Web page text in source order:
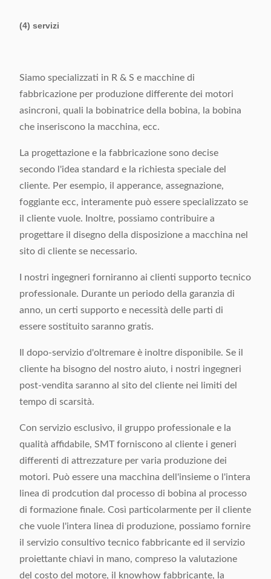
(4) servizi
Siamo specializzati in R & S e macchine di
fabbricazione per produzione differente dei motori
asincroni, quali la bobinatrice della bobina, la bobina
che inseriscono la macchina, ecc.
La progettazione e la fabbricazione sono decise
secondo l'idea standard e la richiesta speciale del
cliente. Per esempio, il apperance, assegnazione,
foggiante ecc, interamente può essere specializzato se
il cliente vuole. Inoltre, possiamo contribuire a
progettare il disegno della disposizione a macchina nel
sito di cliente se necessario.
I nostri ingegneri forniranno ai clienti supporto tecnico
professionale. Durante un periodo della garanzia di
anno, un certi supporto e necessità delle parti di
essere sostituito saranno gratis.
Il dopo-servizio d'oltremare è inoltre disponibile. Se il
cliente ha bisogno del nostro aiuto, i nostri ingegneri
post-vendita saranno al sito del cliente nei limiti del
tempo di scarsità.
Con servizio esclusivo, il gruppo professionale e la
qualità affidabile, SMT forniscono al cliente i generi
differenti di attrezzature per varia produzione dei
motori. Può essere una macchina dell'insieme o l'intera
linea di prodcution dal processo di bobina al processo
di formazione finale. Così particolarmente per il cliente
che vuole l'intera linea di produzione, possiamo fornire
il servizio consultivo tecnico fabbricante ed il servizio
proiettante chiavi in mano, compreso la valutazione
del costo del motore, il knowhow fabbricante, la